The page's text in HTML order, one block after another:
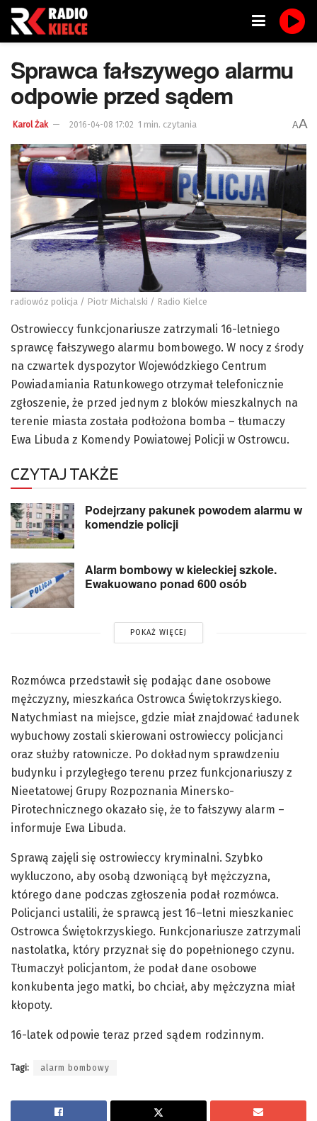
Sprawca fałszywego alarmu
odpowie przed sądem
Karol Żak 2016-04-08 17:02 1 min. czytania AA
radiowóz policja / Piotr Michalski / Radio Kielce
Ostrowieccy funkcjonariusze zatrzymali 16-letniego
sprawcę fałszywego alarmu bombowego. W nocy z środy
na czwartek dyspozytor Wojewódzkiego Centrum
Powiadamiania Ratunkowego otrzymał telefonicznie
zgłoszenie, że przed jednym z bloków mieszkalnych na
terenie miasta została podłożona bomba – tłumaczy
Ewa Libuda z Komendy Powiatowej Policji w Ostrowcu.
CZYTAJ TAKŻE
Podejrzany pakunek powodem alarmu w
komendzie policji
Alarm bombowy w kieleckiej szkole.
Ewakuowano ponad 600 osób
POKAŻ WIĘCEJ
Rozmówca przedstawił się podając dane osobowe
mężczyzny, mieszkańca Ostrowca Świętokrzyskiego.
Natychmiast na miejsce, gdzie miał znajdować ładunek
wybuchowy zostali skierowani ostrowieccy policjanci
oraz służby ratownicze. Po dokładnym sprawdzeniu
budynku i przyległego terenu przez funkcjonariuszy z
Nieetatowej Grupy Rozpoznania Minersko-
Pirotechnicznego okazało się, że to fałszywy alarm –
informuje Ewa Libuda.
Sprawą zajęli się ostrowieccy kryminalni. Szybko
wykluczono, aby osobą dzwoniącą był mężczyzna,
którego dane podczas zgłoszenia podał rozmówca.
Policjanci ustalili, że sprawcą jest 16–letni mieszkaniec
Ostrowca Świętokrzyskiego. Funkcjonariusze zatrzymali
nastolatka, który przyznał się do popełnionego czynu.
Tłumaczył policjantom, że podał dane osobowe
konkubenta jego matki, bo chciał, aby mężczyzna miał
kłopoty.
16-latek odpowie teraz przed sądem rodzinnym.
Tagi: alarm bombowy